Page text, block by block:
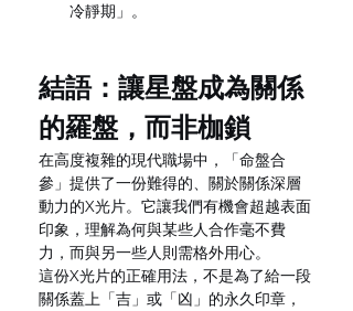
冷靜期」。
結語：讓星盤成為關係
的羅盤，而非枷鎖
在高度複雜的現代職場中，「命盤合
參」提供了一份難得的、關於關係深層
動力的X光片。它讓我們有機會超越表面
印象，理解為何與某些人合作毫不費
力，而與另一些人則需格外用心。
這份X光片的正確用法，不是為了給一段
關係蓋上「吉」或「凶」的永久印章，